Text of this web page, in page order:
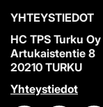
YHTEYSTIEDOT
HC TPS Turku Oy
Artukaistentie 8
20210 TURKU
Yhteystiedot